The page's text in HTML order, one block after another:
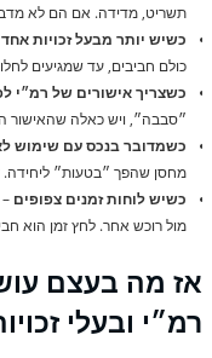
תשריט, מדידה. אם הם לא
כשיש יותר מבעל זכויות אחד–
כולם חביבים, עד שמגיעים
כשצריך אישורים של רמ״י
״סבבה״, ויש כאלה שהאישור הוא
כשמדובר בנכס עם שימוש לא
מחסן שהפך ״בטעות״ ליחידה.
כשיש לוחות זמנים צפופים–
מול רוכש אחר. לחץ זמן הוא חביב
מה בעצם
ובעלי